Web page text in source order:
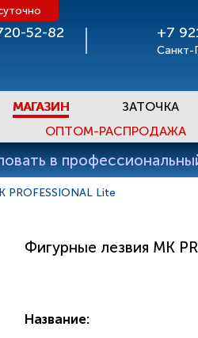
52-82 +7
Санкт-
МАГАЗИН ЗАТОЧКА
ОПТОМ-РАСПРОДАЖА
в
PROFESSIONAL Lite
Фигурные лезвия MK
Название: